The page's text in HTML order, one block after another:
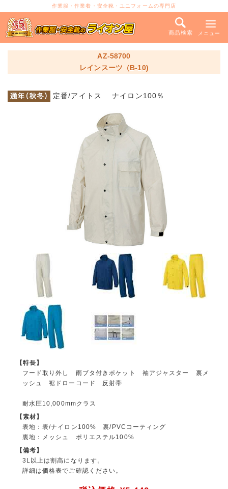
作業服・作業着・安全靴・ユニフォームの専門店
商品検索 メニュー
AZ-58700
レインスーツ（B-10)
定番/アイトス ナイロン100％
【特長】
フード取り外し 雨ブタ付きポケット 袖アジャスター 裏メ
ッシュ 裾ドローコード 反射帯
耐水圧10,000mmクラス
【素材】
表地：表/ナイロン100% 裏/PVCコーティング
裏地：メッシュ ポリエステル100%
【備考】
3L以上は割高になります。
詳細は価格表でご確認ください。